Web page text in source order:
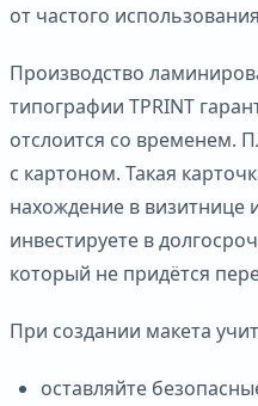
от частого
Производство
типографии TPRINT
отслоится со временем.
с картоном. Такая
нахождение в визитнице
инвестируете в
который не придётся
При создании макета
оставляйте